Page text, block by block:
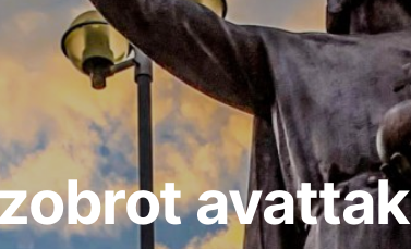
avattak